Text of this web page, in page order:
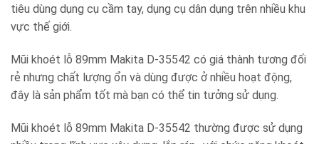
tiêu dùng dụng cụ cầm tay, dụng cụ dân dụng trên nhiều khu
vực thế giới.
Mũi khoét lỗ 89mm Makita D-35542 có giá thành tương đối
rẻ nhưng chất lượng ổn và dùng được ở nhiều hoạt động,
đây là sản phẩm tốt mà bạn có thể tin tưởng sử dụng.
Mũi khoét lỗ 89mm Makita D-35542 thường được sử dụng